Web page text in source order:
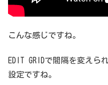
こんな感じですね。
EDIT GRIDで間隔を変えら
設定ですね。